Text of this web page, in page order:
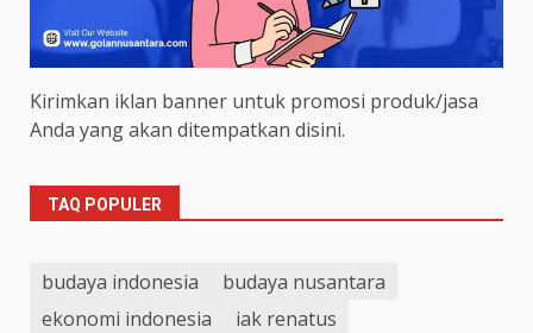
Kirimkan iklan banner untuk promosi produk/jasa
Anda yang akan ditempatkan disini.
TAQ POPULER
budaya indonesia
budaya nusantara
ekonomi indonesia
iak renatus